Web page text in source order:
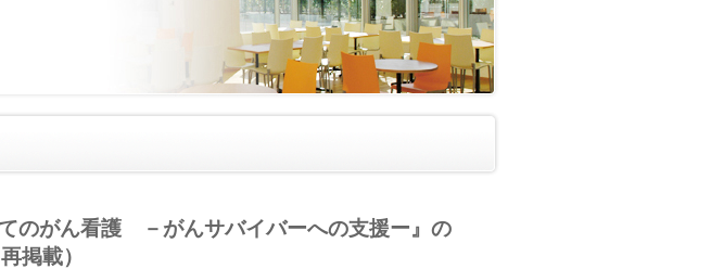
てのがん看護 －がんサバイバーへの支援ー』の
掲載）